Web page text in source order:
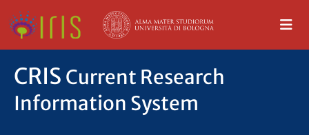
CRIS Current Research
Information System